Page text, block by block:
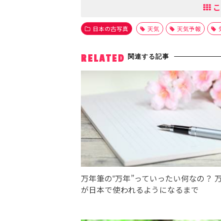
日本の古写真 天気 天気予報
RELATED 関連する記事
万年筆の‟万年”っていったい何なの？
が日本で使われるようになるまで